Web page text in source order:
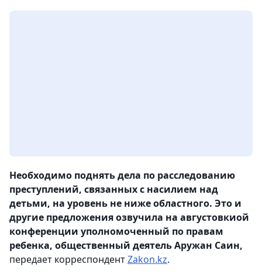
Необходимо поднять дела по расследованию
преступлений, связанных с насилием над
детьми, на уровень не ниже областного. Это и
другие предложения озвучила на августовкиой
конференции уполномоченный по правам
ребенка, общественный деятель Аружан Саин,
передает корреспондентZakon.kz.